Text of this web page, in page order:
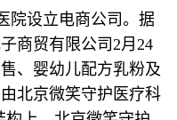
院设立电商公司。据
商贸有限公司2月24
、婴幼儿配方乳粉及
北京微笑守护医疗科